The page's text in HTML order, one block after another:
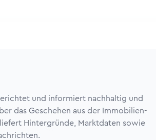
und informiert nachhaltig und
das Geschehen aus der Immobilien-
Hintergründe, Marktdaten sowie